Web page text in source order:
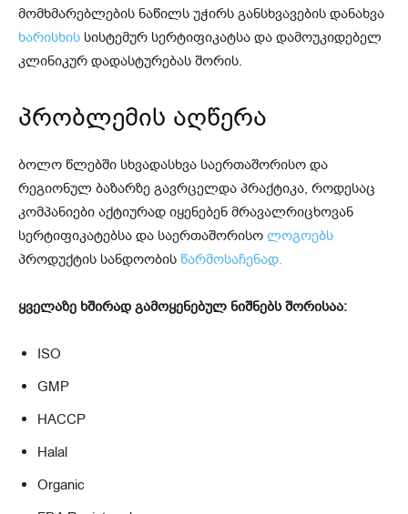
მომხმარებლების ნაწილს უჭირს განსხვავების დანახვა
ხარისხის სისტემურ სერტიფიკატსა და დამოუკიდებელ
კლინიკურ დადასტურებას შორის.
პრობლემის აღწერა
ბოლო წლებში სხვადასხვა საერთაშორისო და
რეგიონულ ბაზარზე გავრცელდა პრაქტიკა, როდესაც
კომპანიები აქტიურად იყენებენ მრავალრიცხოვან
სერტიფიკატებსა და საერთაშორისო ლოგოებს
პროდუქტის სანდოობის წარმოსაჩენად.
ყველაზე ხშირად გამოყენებულ ნიშნებს შორისაა:
ISO
GMP
HACCP
Halal
Organic